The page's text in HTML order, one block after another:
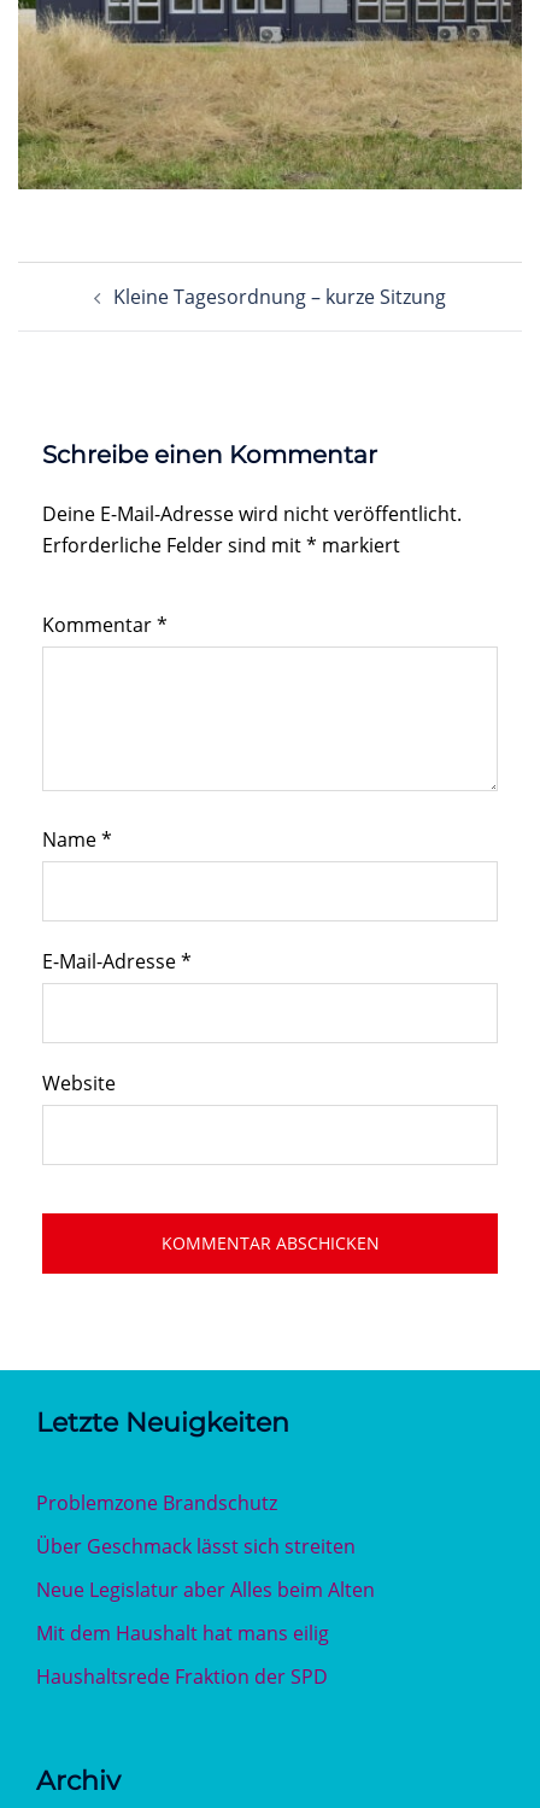
Kleine Tagesordnung – kurze Sitzung
Schreibe einen Kommentar
Deine E-Mail-Adresse wird nicht veröffentlicht.
Erforderliche Felder sind mit* markiert
Kommentar*
Name*
E-Mail-Adresse*
Website
Letzte Neuigkeiten
Problemzone Brandschutz
Über Geschmack lässt sich streiten
Neue Legislatur aber Alles beim Alten
Mit dem Haushalt hat mans eilig
Haushaltsrede Fraktion der SPD
Archiv